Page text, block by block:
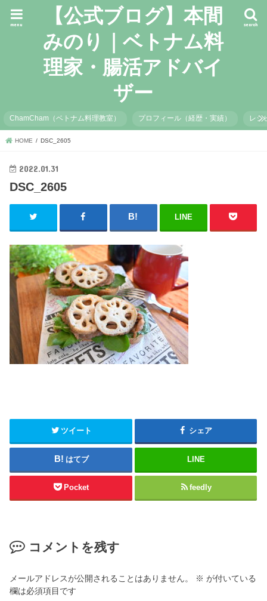
【公式ブログ】本間
みのり｜ベトナム料
理家・腸活アドバイ
ザー
search
menu
ChamCham（ベトナム料理教室） プロフィール（経歴・実績） レシ
HOME DSC_2605
2022.01.31
DSC_2605
LINE
ツイート シェア
はてブ LINE
Pocket feedly
コメントを残す
メールアドレスが公開されることはありません。 ※ が付いている
欄は必須項目です